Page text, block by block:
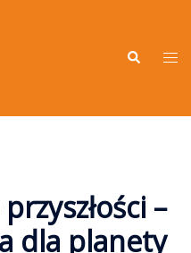
–
dla planety